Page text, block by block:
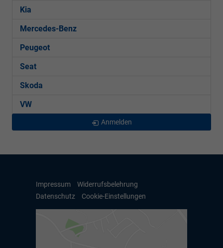
Kia
Mercedes-Benz
Peugeot
Seat
Skoda
VW
Anmelden
Impressum
Widerrufsbelehrung
Datenschutz
Cookie-Einstellungen